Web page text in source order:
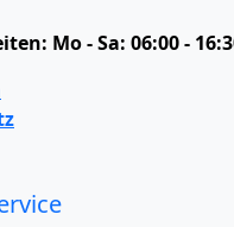
Mo - Sa: 06:00 -